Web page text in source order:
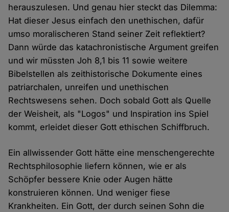
herauszulesen. Und genau hier steckt das Dilemma:
Hat dieser Jesus einfach den unethischen, dafür
umso moralischeren Stand seiner Zeit reflektiert?
Dann würde das katachronistische Argument greifen
und wir müssten Joh 8,1 bis 11 sowie weitere
Bibelstellen als zeithistorische Dokumente eines
patriarchalen, unreifen und unethischen
Rechtswesens sehen. Doch sobald Gott als Quelle
der Weisheit, als "Logos" und Inspiration ins Spiel
kommt, erleidet dieser Gott ethischen Schiffbruch.
Ein allwissender Gott hätte eine menschengerechte
Rechtsphilosophie liefern können, wie er als
Schöpfer bessere Knie oder Augen hätte
konstruieren können. Und weniger fiese
Krankheiten. Ein Gott, der durch seinen Sohn die